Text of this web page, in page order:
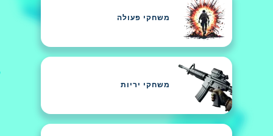
משחקי פעולה
משחקי יריות